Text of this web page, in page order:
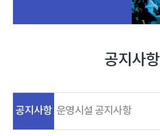
공지사항
공지사항 운영시설 공지사항